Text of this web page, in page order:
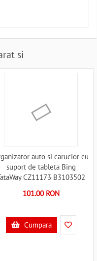
si
auto si carucior cu
suport de tableta Bing
CZ11173 B3103502
101.00 RON
Cumpara